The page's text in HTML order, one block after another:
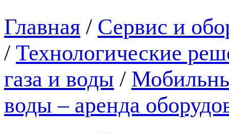
Главная / Сервис и
/ Технологические
газа и воды /
воды – аренда